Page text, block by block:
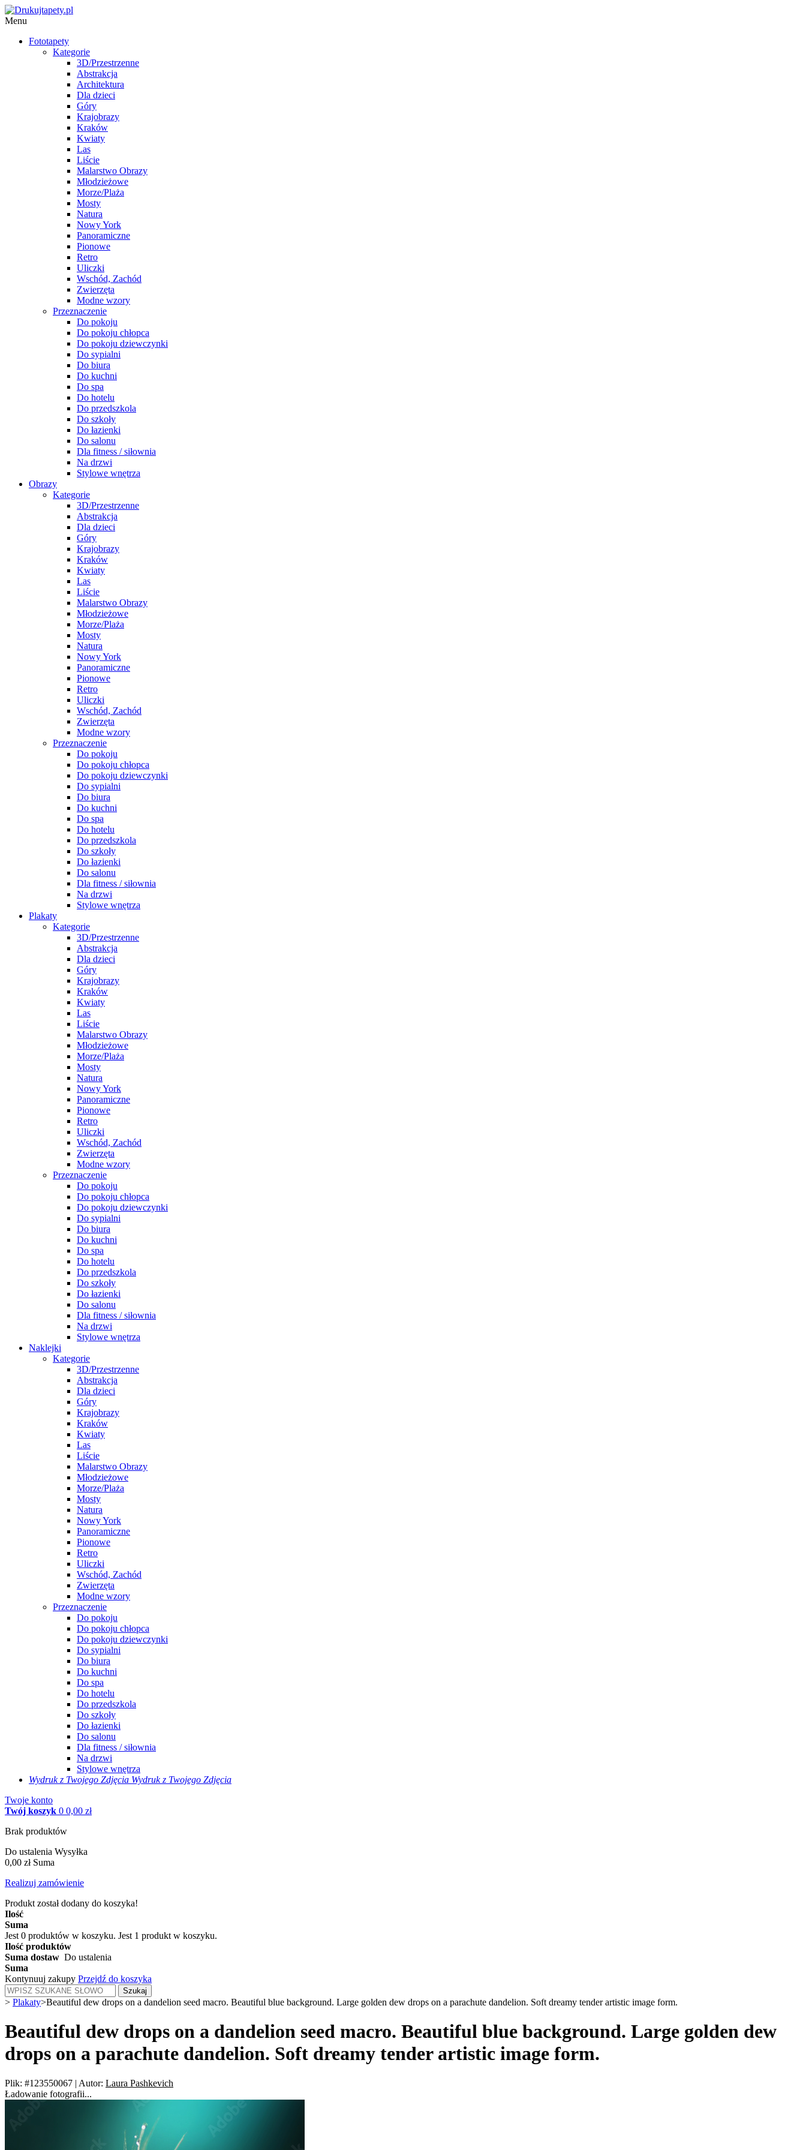
Menu
Fototapety
Kategorie
3D/Przestrzenne
Abstrakcja
Architektura
Dla dzieci
Góry
Krajobrazy
Kraków
Kwiaty
Las
Liście
Malarstwo Obrazy
Młodzieżowe
Morze/Plaża
Mosty
Natura
Nowy York
Panoramiczne
Pionowe
Retro
Uliczki
Wschód, Zachód
Zwierzęta
Modne wzory
Przeznaczenie
Do pokoju
Do pokoju chłopca
Do pokoju dziewczynki
Do sypialni
Do biura
Do kuchni
Do spa
Do hotelu
Do przedszkola
Do szkoły
Do łazienki
Do salonu
Dla fitness / siłownia
Na drzwi
Stylowe wnętrza
Obrazy
Kategorie
3D/Przestrzenne
Abstrakcja
Dla dzieci
Góry
Krajobrazy
Kraków
Kwiaty
Las
Liście
Malarstwo Obrazy
Młodzieżowe
Morze/Plaża
Mosty
Natura
Nowy York
Panoramiczne
Pionowe
Retro
Uliczki
Wschód, Zachód
Zwierzęta
Modne wzory
Przeznaczenie
Do pokoju
Do pokoju chłopca
Do pokoju dziewczynki
Do sypialni
Do biura
Do kuchni
Do spa
Do hotelu
Do przedszkola
Do szkoły
Do łazienki
Do salonu
Dla fitness / siłownia
Na drzwi
Stylowe wnętrza
Plakaty
Kategorie
3D/Przestrzenne
Abstrakcja
Dla dzieci
Góry
Krajobrazy
Kraków
Kwiaty
Las
Liście
Malarstwo Obrazy
Młodzieżowe
Morze/Plaża
Mosty
Natura
Nowy York
Panoramiczne
Pionowe
Retro
Uliczki
Wschód, Zachód
Zwierzęta
Modne wzory
Przeznaczenie
Do pokoju
Do pokoju chłopca
Do pokoju dziewczynki
Do sypialni
Do biura
Do kuchni
Do spa
Do hotelu
Do przedszkola
Do szkoły
Do łazienki
Do salonu
Dla fitness / siłownia
Na drzwi
Stylowe wnętrza
Naklejki
Kategorie
3D/Przestrzenne
Abstrakcja
Dla dzieci
Góry
Krajobrazy
Kraków
Kwiaty
Las
Liście
Malarstwo Obrazy
Młodzieżowe
Morze/Plaża
Mosty
Natura
Nowy York
Panoramiczne
Pionowe
Retro
Uliczki
Wschód, Zachód
Zwierzęta
Modne wzory
Przeznaczenie
Do pokoju
Do pokoju chłopca
Do pokoju dziewczynki
Do sypialni
Do biura
Do kuchni
Do spa
Do hotelu
Do przedszkola
Do szkoły
Do łazienki
Do salonu
Dla fitness / siłownia
Na drzwi
Stylowe wnętrza
Wydruk z Twojego Zdjęcia Wydruk z Twojego Zdjęcia
Twoje konto
Twój koszyk 0 0,00 zł
Brak produktów
Do ustalenia Wysyłka
0,00 zł Suma
Realizuj zamówienie
Produkt został dodany do koszyka!
Ilość
Suma
Jest 0 produktów w koszyku. Jest 1 produkt w koszyku.
Ilość produktów
Suma dostaw Do ustalenia
Suma
Kontynuuj zakupy Przejdź do koszyka
Szukaj
> Plakaty>Beautiful dew drops on a dandelion seed macro. Beautiful blue background. Large golden dew drops on a parachute dandelion. Soft dreamy tender artistic image form.
Beautiful dew drops on a dandelion seed macro. Beautiful blue background. Large golden dew
drops on a parachute dandelion. Soft dreamy tender artistic image form.
Plik: #123550067 | Autor: Laura Pashkevich
Ładowanie fotografii...